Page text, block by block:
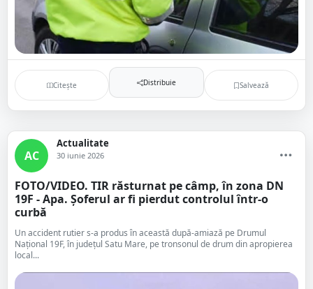
Citește Distribuie Salvează
AC
Actualitate
30 iunie 2026
FOTO/VIDEO. TIR răsturnat pe câmp, în zona DN
19F - Apa. Șoferul ar fi pierdut controlul într-o
curbă
Un accident rutier s-a produs în această după-amiază pe Drumul
Național 19F, în județul Satu Mare, pe tronsonul de drum din apropierea
local...